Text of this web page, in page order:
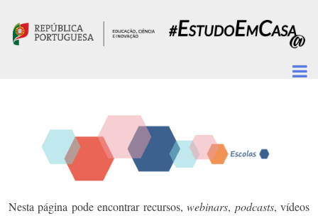
Nesta página pode encontrar recursos,webinars, podcasts, vídeos